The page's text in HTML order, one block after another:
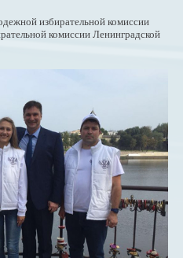
избирательной комиссии
комиссии Ленинградской